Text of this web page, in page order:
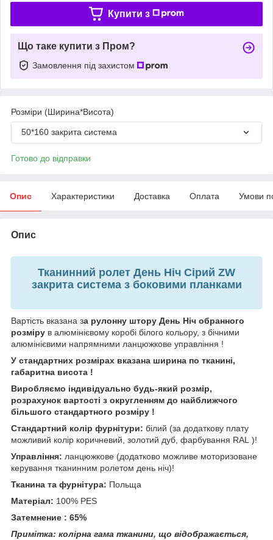
Купити з
Що таке купити з Пром?
Замовлення під захистом
Розміри (Ширина*Висота)
50*160 закрита система
Готово до відправки
Опис Характеристики Доставка Оплата Умови
Опис
Тканинний ролет День Ніч Сірий ZW
закрита система з боковими планками
Вартість вказана за рулонну штору День Ніч обранного
розміру в алюмінієвому коробі білого кольору, з бічними
алюмінієвими напрямними ланцюжкове управління !
У стандартних розмірах вказана ширина по тканині,
габаритна висота !
Виробляємо індивідуально будь-який розмір,
розрахунок вартості з округленням до найближчого
більшого стандартного розміру !
Стандартний колір фурнітури: білий (за додаткову плату
можливий колір коричневий, золотий дуб, фарбування RAL )!
Управління: ланцюжкове (додатково можливе моторизоване
керування тканинним ролетом день ніч)!
Тканина та фурнітура: Польща
Матеріал: 100% PES
Затемнение : 65%
Примітка: колірна гама тканини, що відображається,